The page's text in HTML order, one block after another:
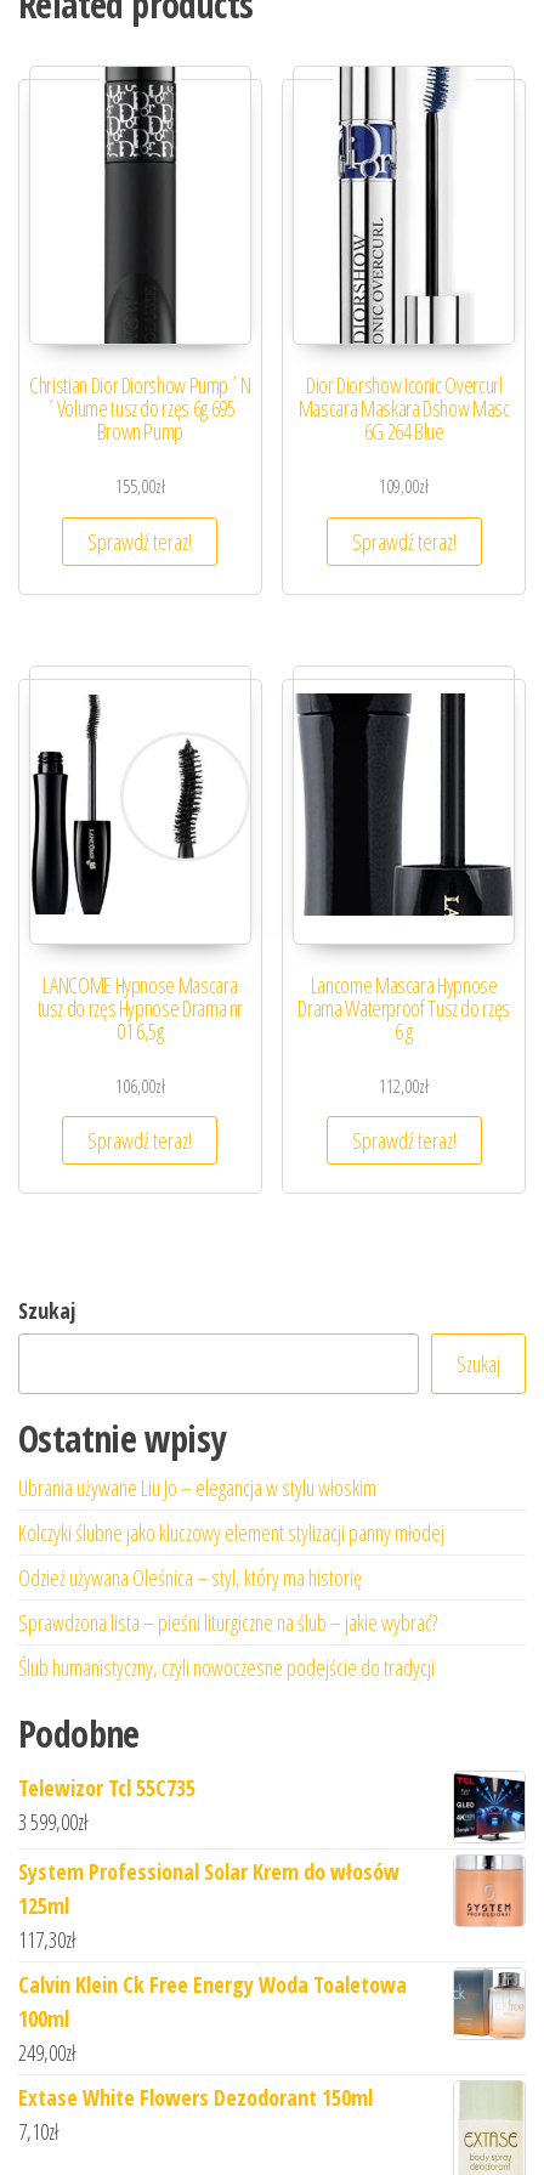
Christian Dior Diorshow Pump´N
´Volume tusz do rzęs 6g 695
Brown Pump
155,00zł
Sprawdź teraz!
Dior Diorshow Iconic Overcurl
Mascara Maskara Dshow Masc
6G 264 Blue
109,00zł
Sprawdź teraz!
LANCOME Hypnose Mascara
tusz do rzęs Hypnose Drama nr
01 6,5g
106,00zł
Sprawdź teraz!
Lancome Mascara Hypnose
Drama Waterproof Tusz do rzęs
6 g
112,00zł
Sprawdź teraz!
Szukaj
Szukaj
Ostatnie wpisy
Ubrania używane Liu Jo – elegancja w stylu włoskim
Kolczyki ślubne jako kluczowy element stylizacji panny młodej
Odzież używana Oleśnica – styl, który ma historię
Sprawdzona lista – pieśni liturgiczne na ślub – jakie wybrać?
Ślub humanistyczny, czyli nowoczesne podejście do tradycji
Podobne
Telewizor Tcl 55C735
3 599,00zł
System Professional Solar Krem do włosów
125ml
117,30zł
Calvin Klein Ck Free Energy Woda Toaletowa
100ml
249,00zł
Extase White Flowers Dezodorant 150ml
7,10zł